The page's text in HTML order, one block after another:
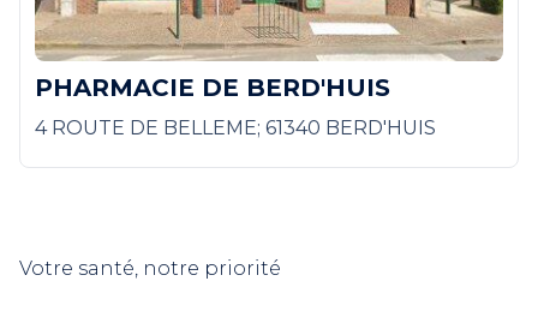
PHARMACIE DE BERD'HUIS
4 ROUTE DE BELLEME; 61340 BERD'HUIS
Votre santé, notre priorité